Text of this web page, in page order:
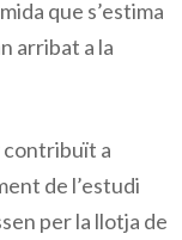
que s’estima
arribat a la
contribuït a
de l’estudi
per la llotja de